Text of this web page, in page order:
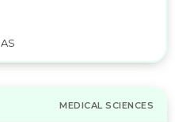
MEDICAL SCIENCES